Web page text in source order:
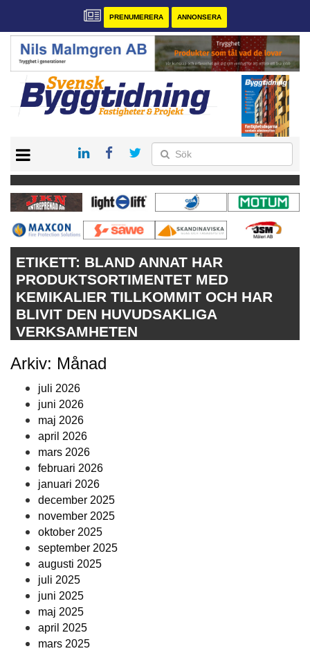
PRENUMERERA ANNONSERA
PRENUMERERA
VÅRA ANDRA MAGASIN
ANNONSERA
ETIKETT: BLAND ANNAT HAR
PRODUKTSORTIMENTET MED
KEMIKALIER TILLKOMMIT OCH HAR
BLIVIT DEN HUVUDSAKLIGA
VERKSAMHETEN
Arkiv: Månad
juli 2026
juni 2026
maj 2026
april 2026
mars 2026
februari 2026
januari 2026
december 2025
november 2025
oktober 2025
september 2025
augusti 2025
juli 2025
juni 2025
maj 2025
april 2025
mars 2025